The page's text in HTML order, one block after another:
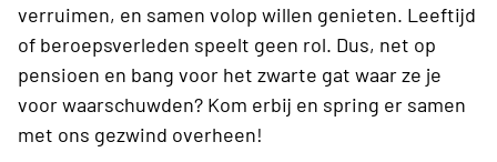
verruimen, en samen volop willen genieten. Leeftijd
of beroepsverleden speelt geen rol. Dus, net op
pensioen en bang voor het zwarte gat waar ze je
voor waarschuwden? Kom erbij en spring er samen
met ons gezwind overheen!